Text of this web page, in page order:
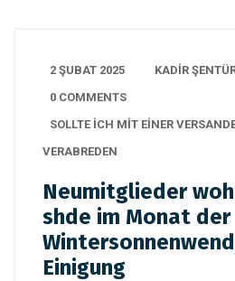
2 ŞUBAT 2025
KADIR
0 COMMENTS
SOLLTE ICH MIT EINER
VERABREDEN
Neumitglieder
shde im Monat der
Einigung